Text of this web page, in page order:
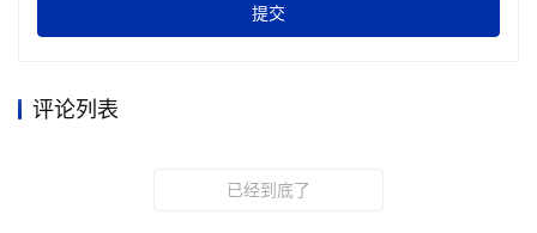
VPN网关设备(3.0以上)、VPN网关软件等十几个组件。
线路绑定，实现统一
绑定。在实现总部与分公司互联时，分公司主动与总部采用
提交
评论列表
已经到底了